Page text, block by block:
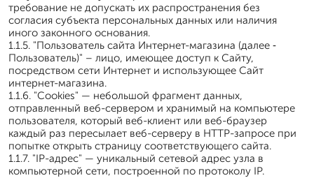
требование не допускать их распространения без
согласия субъекта персональных данных или наличия
иного законного основания.
1.1.5. "Пользователь сайта Интернет-магазина (далее ‑
Пользователь)" – лицо, имеющее доступ к Сайту,
посредством сети Интернет и использующее Сайт
интернет-магазина.
1.1.6. "Cookies" — небольшой фрагмент данных,
отправленный веб-сервером и хранимый на компьютере
пользователя, который веб-клиент или веб-браузер
каждый раз пересылает веб-серверу в HTTP-запросе при
попытке открыть страницу соответствующего сайта.
1.1.7. "IP-адрес" — уникальный сетевой адрес узла в
компьютерной сети, построенной по протоколу IP.